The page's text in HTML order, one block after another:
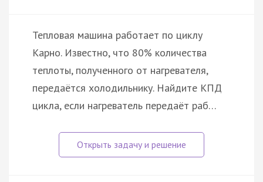
Тепловая машина работает по циклу
Карно. Известно, что 80% количества
теплоты, полученного от нагревателя,
передаётся холодильнику. Найдите КПД
цикла, если нагреватель передаёт раб…